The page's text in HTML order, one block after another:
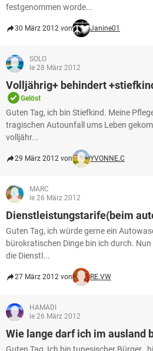
festgenommen worde...
30 März 2012 von Janine01
SOLO
le 28 März 2012
Volljährig+ behindert
Gelöst
Guten Tag, ich bin Stiefkind. Meine
tragischen Autounfall ums Leben
volljähr...
29 März 2012 von YVONNE.C
MARC
le 26 März 2012
Dienstleistungstarife(beim
Guten Tag, ich würde gerne ein
bürokratischen Dinge bin ich durch.
die Dienstl...
27 März 2012 von RE.VW
HAMADI
le 26 März 2012
Wie lange darf ich im ausland